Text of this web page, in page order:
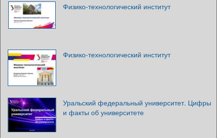
Физико-технологический институт
Физико-технологический институт
Уральский федеральный университет. Цифры
и факты об университете